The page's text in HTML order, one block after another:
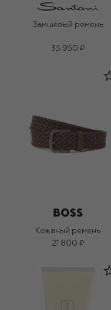
Замшевый ремень
35 950 ₽
Кожаный ремень
21 800 ₽